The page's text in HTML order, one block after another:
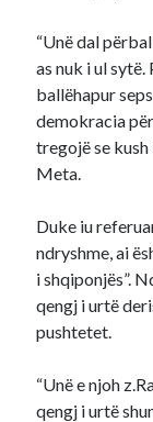
“Unë dal
as nuk i ul
ballëhapur
demokracia
tregojë se
Meta.
Duke iu
ndryshme, ai
i shqiponjës”.
qengj i urtë
pushtetet.
“Unë e njoh
qengj i urtë